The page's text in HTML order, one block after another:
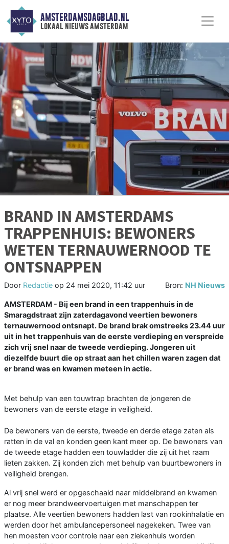
AMSTERDAMSDAGBLAD.NL
lokaal nieuws amsterdam
BRAND IN AMSTERDAMS
TRAPPENHUIS: BEWONERS
WETEN TERNAUWERNOOD TE
ONTSNAPPEN
Door Redactie op 24 mei 2020, 11:42 uur Bron: NH Nieuws
AMSTERDAM - Bij een brand in een trappenhuis in de
Smaragdstraat zijn zaterdagavond veertien bewoners
ternauwernood ontsnapt. De brand brak omstreeks 23.44 uur
uit in het trappenhuis van de eerste verdieping en verspreide
zich vrij snel naar de tweede verdieping. Jongeren uit
diezelfde buurt die op straat aan het chillen waren zagen dat
er brand was en kwamen meteen in actie.
Met behulp van een touwtrap brachten de jongeren de
bewoners van de eerste etage in veiligheid.
De bewoners van de eerste, tweede en derde etage zaten als
ratten in de val en konden geen kant meer op. De bewoners van
de tweede etage hadden een touwladder die zij uit het raam
lieten zakken. Zij konden zich met behulp van buurtbewoners in
veiligheid brengen.
Al vrij snel werd er opgeschaald naar middelbrand en kwamen
er nog meer brandweervoertuigen met manschappen ter
plaatse. Alle veertien bewoners hadden last van rookinhalatie en
werden door het ambulancepersoneel nagekeken. Twee van
hen moesten voor controle naar een ziekenhuis worden